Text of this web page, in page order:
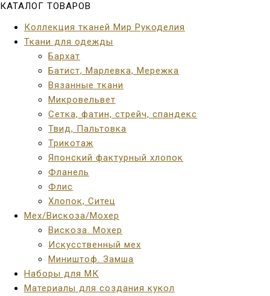
КАТАЛОГ ТОВАРОВ
Коллекция тканей Мир Рукоделия
Ткани для одежды
Бархат
Батист, Марлевка, Мережка
Вязанные ткани
Микровельвет
Сетка, фатин, стрейч, спандекс
Твид, Пальтовка
Трикотаж
Японский фактурный хлопок
Фланель
Флис
Хлопок, Ситец
Мех/Вискоза/Мохер
Вискоза. Мохер
Искусственный мех
Миништоф. Замша
Наборы для МК
Материалы для создания кукол